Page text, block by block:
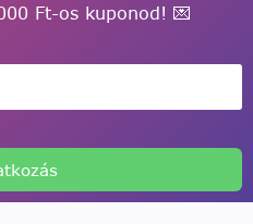
Ft-os kuponod! 💌